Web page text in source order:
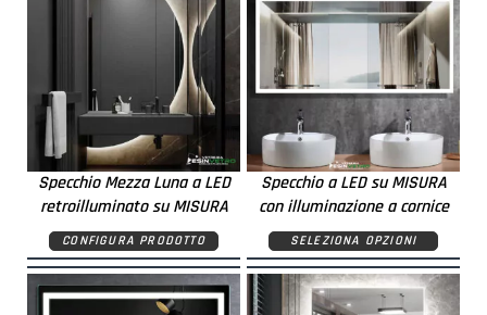
Specchio Mezza Luna a LED
retroilluminato su MISURA
CONFIGURA PRODOTTO
Specchio a LED su MISURA
con illuminazione a cornice
SELEZIONA OPZIONI